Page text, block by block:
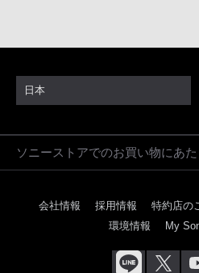
日本
ソニーストアでのお買い物にあた
会社情報 採用情報 特約店の
環境情報
My